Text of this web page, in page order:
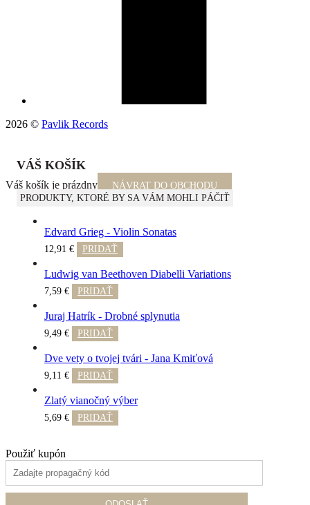
2026 © Pavlik Records
VÁŠ KOŠÍK
Váš košík je prázdny
NÁVRAT DO OBCHODU
PRODUKTY, KTORÉ BY SA VÁM MOHLI PÁČIŤ
Edvard Grieg - Violin Sonatas
12,91 € PRIDAŤ
This
multiple
variants.
may
be
product
Ludwig van Beethoven Diabelli Variations
7,59 € PRIDAŤ
This
multiple
variants.
options
may
be
chosen
product
page
Juraj Hatrík - Drobné splynutia
9,49 € PRIDAŤ
Dve vety o tvojej tvári - Jana Kmiťová
9,11 € PRIDAŤ
Zlatý vianočný výber
5,69 € PRIDAŤ
Použiť kupón